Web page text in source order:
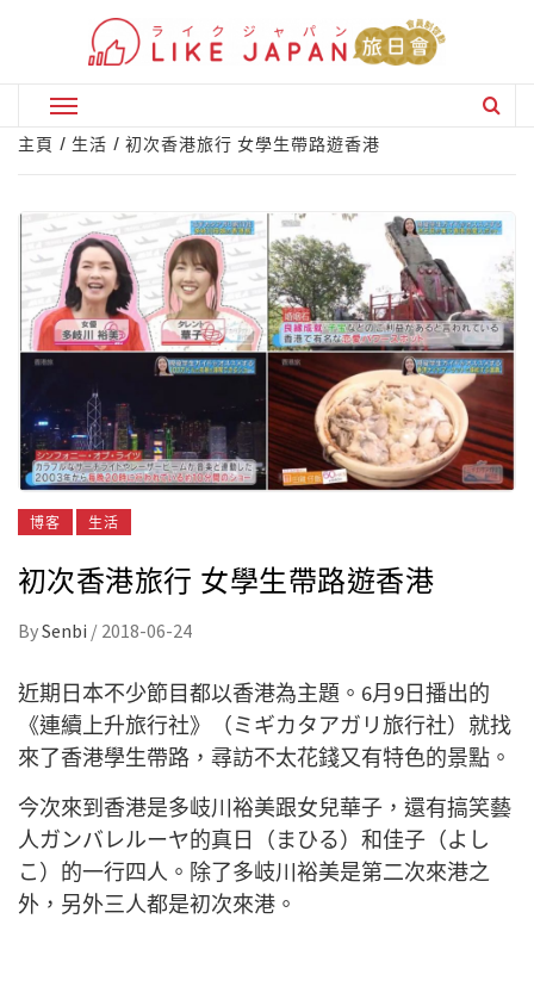
Primary
Menu
主頁 生活 初次香港旅行 女學生帶路遊香港
博客 生活
初次香港旅行 女學生帶路遊香港
BySenbi / 2018-06-24
近期日本不少節目都以香港為主題。6月9日播出的
《連續上升旅行社》（ミギカタアガリ旅行社）就找
來了香港學生帶路，尋訪不太花錢又有特色的景點。
今次來到香港是多岐川裕美跟女兒華子，還有搞笑藝
人ガンバレルーヤ的真日（まひる）和佳子（よし
こ）的一行四人。除了多岐川裕美是第二次來港之
外，另外三人都是初次來港。